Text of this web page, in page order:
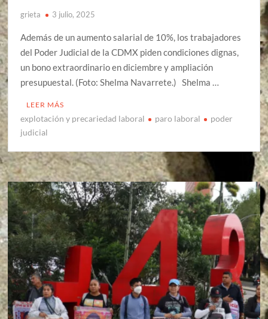
grieta 3 julio, 2025
Además de un aumento salarial de 10%, los trabajadores
del Poder Judicial de la CDMX piden condiciones dignas,
un bono extraordinario en diciembre y ampliación
presupuestal. (Foto: Shelma Navarrete.) Shelma …
LEER MÁS
explotación y precariedad laboral paro laboral
poder
judicial